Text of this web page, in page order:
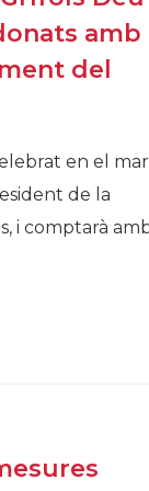
amb
del
en el
de la
i comptarà